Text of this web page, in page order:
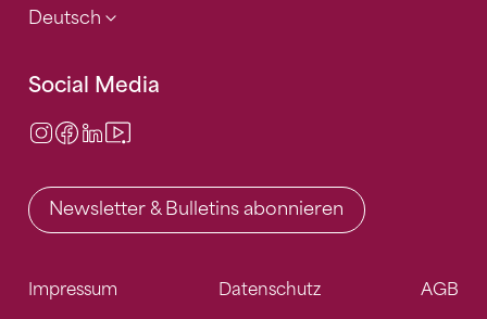
Deutsch
Social Media
Instagram
Facebook
LinkedIn
Newsletter & Bulletins abonnieren
Impressum Datenschutz AGB